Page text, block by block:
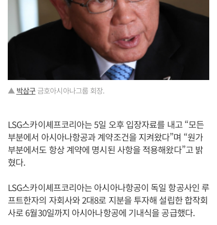
▲박삼구 금호아시아나그룹 회장.
LSG스카이셰프코리아는 5일 오후 입장자료를 내고 “모든
부분에서 아시아나항공과 계약조건을 지켜왔다”며 “원가
부분에서도 항상 계약에 명시된 사항을 적용해왔다”고 밝
혔다.
LSG스카이셰프코리아는 아시아나항공이 독일 항공사인 루
프트한자의 자회사와 2대8로 지분을 투자해 설립한 합작회
사로 6월30일까지 아시아나항공에 기내식을 공급했다.